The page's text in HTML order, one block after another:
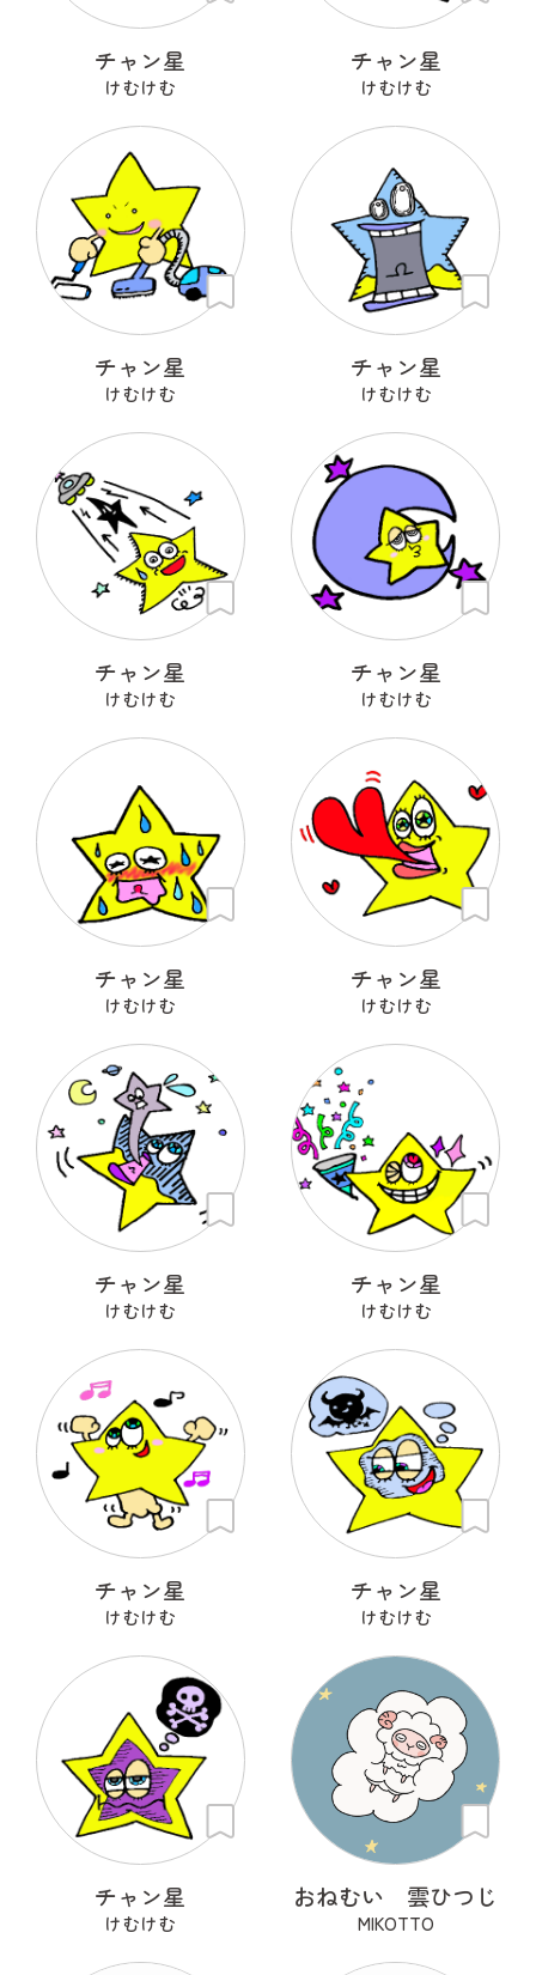
チャン星
けむけむ
チャン星
けむけむ
チャン星
けむけむ
チャン星
けむけむ
チャン星
けむけむ
チャン星
けむけむ
チャン星
けむけむ
チャン星
けむけむ
チャン星
けむけむ
チャン星
けむけむ
チャン星
けむけむ
チャン星
けむけむ
チャン星
けむけむ
おねむい 雲ひつじ
MIKOTTO